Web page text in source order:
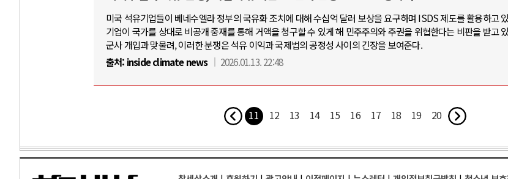
미국 석유기업들이 베네수엘라 정부의 국유화 조치에 대해 수십억 달러 보상을 요구하며 ISDS 제도를 활용하고
기업이 국가를 상대로 비공개 중재를 통해 거액을 청구할 수 있게 해 민주주의와 주권을 위협한다는 비판을 받고
군사 개입과 맞물려, 이러한 분쟁은 석유 이익과 국제법의 공정성 사이의 긴장을 보여준다.
출처: inside climate news 2026.01.13. 22:48
11 12 13 14 15 16 17 18 19 20